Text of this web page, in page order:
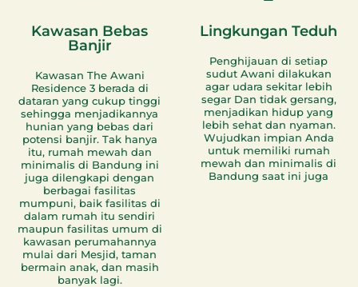
Kawasan Bebas
Banjir
Kawasan The Awani
Residence 3 berada di
dataran yang cukup tinggi
sehingga menjadikannya
hunian yang bebas dari
potensi banjir. Tak hanya
itu, rumah mewah dan
minimalis di Bandung ini
juga dilengkapi dengan
berbagai fasilitas
mumpuni, baik fasilitas di
dalam rumah itu sendiri
maupun fasilitas umum di
kawasan perumahannya
mulai dari Mesjid, taman
bermain anak, dan masih
banyak lagi.
Lingkungan Teduh
Penghijauan di setiap
sudut Awani dilakukan
agar udara sekitar lebih
segar Dan tidak gersang,
menjadikan hidup yang
lebih sehat dan nyaman.
Wujudkan impian Anda
untuk memiliki rumah
mewah dan minimalis di
Bandung saat ini juga